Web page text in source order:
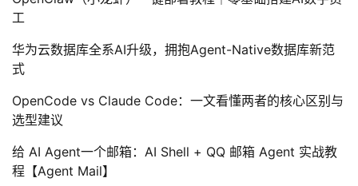
工
华为云数据库全系AI升级，拥抱Agent-Native数据库新范
式
OpenCode vs Claude Code：一文看懂两者的核心区别与
选型建议
给 AI Agent一个邮箱：AI Shell + QQ 邮箱 Agent 实战教
程【Agent Mail】